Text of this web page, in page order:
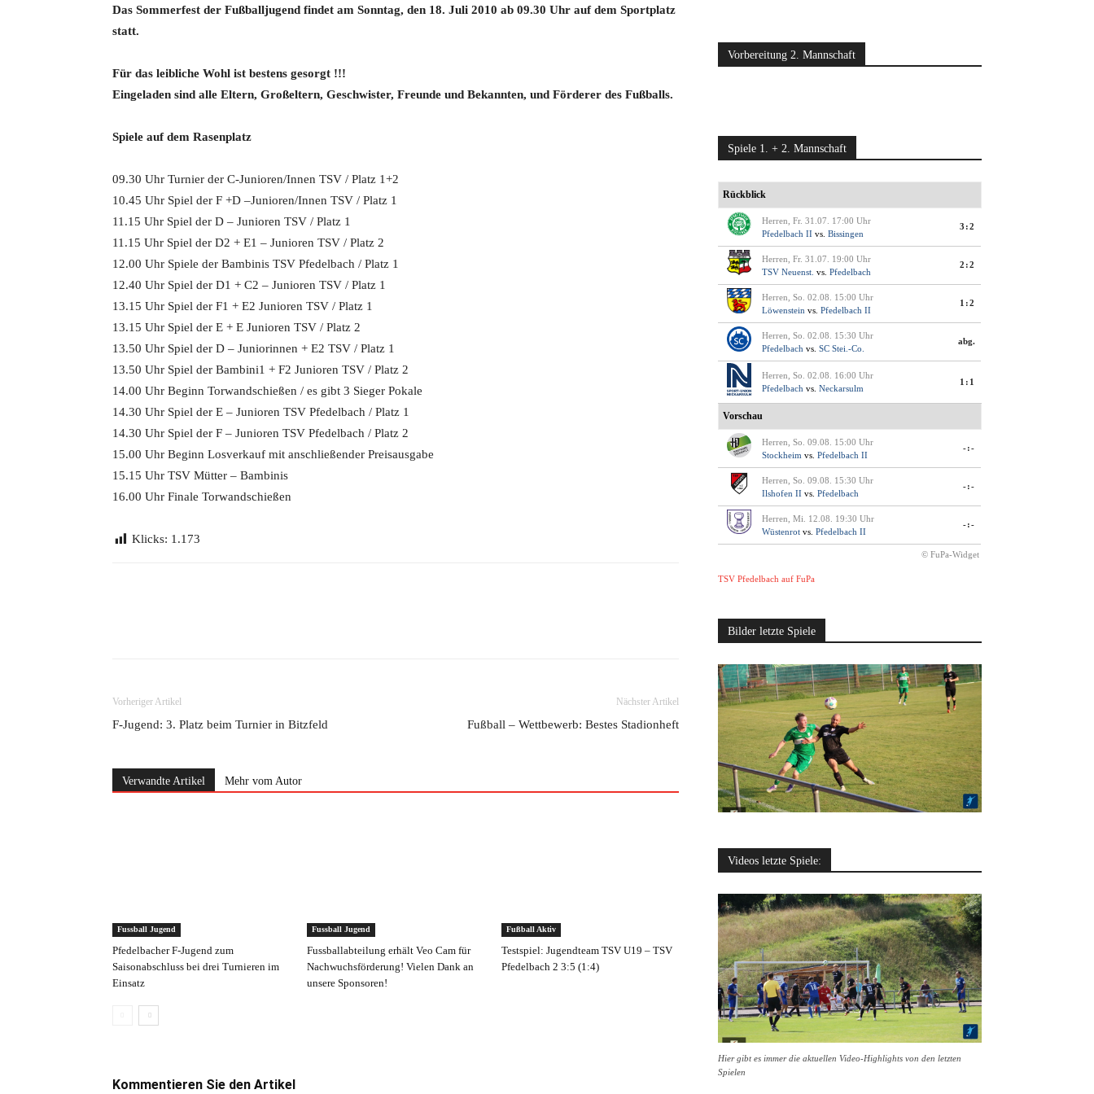
Das Sommerfest der Fußballjugend findet am Sonntag, den 18. Juli 2010 ab 09.30 Uhr auf dem Sportplatz
statt.
Für das leibliche Wohl ist bestens gesorgt !!!
Eingeladen sind alle Eltern, Großeltern, Geschwister, Freunde und Bekannten, und Förderer des Fußballs.
Spiele auf dem Rasenplatz
09.30 Uhr Turnier der C-Junioren/Innen TSV / Platz 1+2
10.45 Uhr Spiel der F +D –Junioren/Innen TSV / Platz 1
11.15 Uhr Spiel der D – Junioren TSV / Platz 1
11.15 Uhr Spiel der D2 + E1 – Junioren TSV / Platz 2
12.00 Uhr Spiele der Bambinis TSV Pfedelbach / Platz 1
12.40 Uhr Spiel der D1 + C2 – Junioren TSV / Platz 1
13.15 Uhr Spiel der F1 + E2 Junioren TSV / Platz 1
13.15 Uhr Spiel der E + E Junioren TSV / Platz 2
13.50 Uhr Spiel der D – Juniorinnen + E2 TSV / Platz 1
13.50 Uhr Spiel der Bambini1 + F2 Junioren TSV / Platz 2
14.00 Uhr Beginn Torwandschießen / es gibt 3 Sieger Pokale
14.30 Uhr Spiel der E – Junioren TSV Pfedelbach / Platz 1
14.30 Uhr Spiel der F – Junioren TSV Pfedelbach / Platz 2
15.00 Uhr Beginn Losverkauf mit anschließender Preisausgabe
15.15 Uhr TSV Mütter – Bambinis
16.00 Uhr Finale Torwandschießen
Klicks: 1.173
Vorheriger Artikel
F-Jugend: 3. Platz beim Turnier in Bitzfeld
Nächster Artikel
Fußball – Wettbewerb: Bestes Stadionheft
Verwandte Artikel Mehr vom Autor
Fussball Jugend
Pfedelbacher F-Jugend zum
Saisonabschluss bei drei Turnieren im
Einsatz
Fussball Jugend
Fussballabteilung erhält Veo Cam für
Nachwuchsförderung! Vielen Dank an
unsere Sponsoren!
Fußball Aktiv
Testspiel: Jugendteam TSV U19 – TSV
Pfedelbach 2 3:5 (1:4)
Kommentieren Sie den Artikel
Vorbereitung 2. Mannschaft
Spiele 1. + 2. Mannschaft
Rückblick
Herren, Fr. 31.07. 17:00 Uhr
Pfedelbach II vs. Bissingen
3:2
Herren, Fr. 31.07. 19:00 Uhr
TSV Neuenst. vs. Pfedelbach
2:2
Herren, So. 02.08. 15:00 Uhr
Löwenstein vs. Pfedelbach II
1:2
Herren, So. 02.08. 15:30 Uhr
Pfedelbach vs. SC Stei.-Co.
abg.
Herren, So. 02.08. 16:00 Uhr
Pfedelbach vs. Neckarsulm
1:1
Vorschau
Herren, So. 09.08. 15:00 Uhr
Stockheim vs. Pfedelbach II
-:-
Herren, So. 09.08. 15:30 Uhr
Ilshofen II vs. Pfedelbach
-:-
Herren, Mi. 12.08. 19:30 Uhr
Wüstenrot vs. Pfedelbach II
-:-
© FuPa-Widget
TSV Pfedelbach auf FuPa
Bilder letzte Spiele
Videos letzte Spiele:
Hier gibt es immer die aktuellen Video-Highlights von den letzten
Spielen